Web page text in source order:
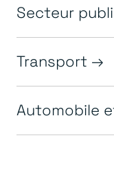
Secteur
Transport
Automobile